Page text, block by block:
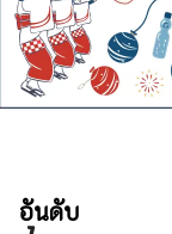
อันดับ